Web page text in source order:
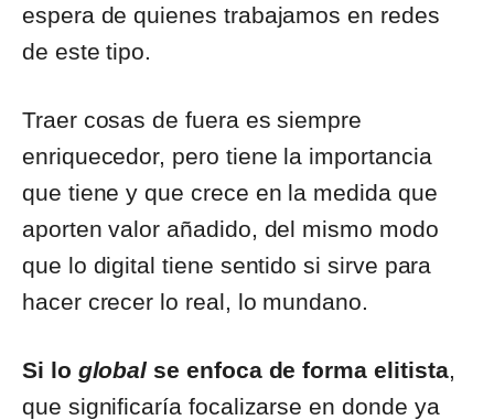
espera de quienes trabajamos en redes
de este tipo.
Traer cosas de fuera es siempre
enriquecedor, pero tiene la importancia
que tiene y que crece en la medida que
aporten valor añadido, del mismo modo
que lo digital tiene sentido si sirve para
hacer crecer lo real, lo mundano.
Si lo global se enfoca de forma elitista,
que significaría focalizarse en donde ya